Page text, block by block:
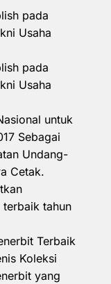
pada
Usaha
pada
Usaha
untuk
Sebagai
Undang-
Cetak.
tahun
Terbaik
Koleksi
yang